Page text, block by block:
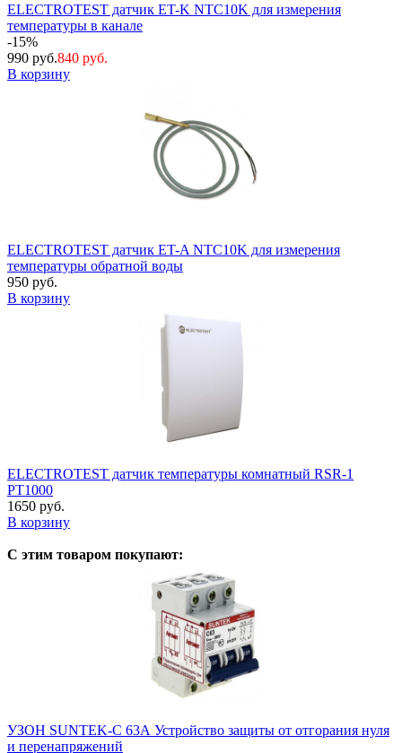
ELECTROTEST датчик ET-K NTC10K для измерения
температуры в канале
-15%
990 руб.840 руб.
В корзину
ELECTROTEST датчик ET-A NTC10K для измерения
температуры обратной воды
950 руб.
В корзину
ELECTROTEST датчик температуры комнатный RSR-1
PT1000
1650 руб.
В корзину
С этим товаром покупают:
УЗОН SUNTEK-C 63А Устройство защиты от отгорания нуля
и перенапряжений